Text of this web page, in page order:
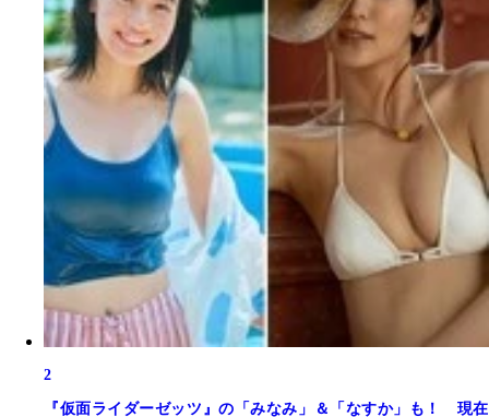
2
『仮面ライダーゼッツ』の「みなみ」＆「なすか」も！ 現在